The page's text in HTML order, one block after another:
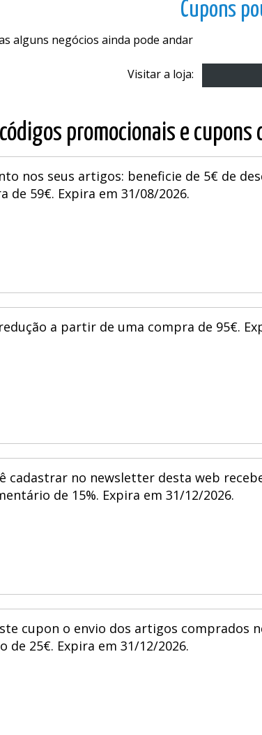
Cupons
alguns negócios ainda pode andar
Visitar a loja:
promocionais e cupons
nos seus artigos: beneficie de 5€ de
de 59€. Expira em 31/08/2026.
a partir de uma compra de 95€.
cadastrar no newsletter desta web
de 15%. Expira em 31/12/2026.
cupon o envio dos artigos comprados
de 25€. Expira em 31/12/2026.